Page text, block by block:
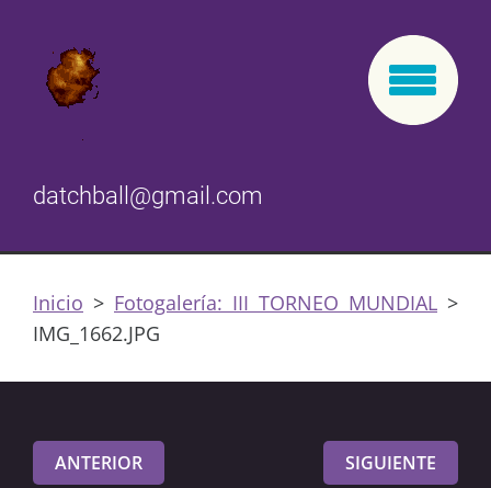
datchball@gmail.com
Inicio > Fotogalería: III TORNEO MUNDIAL >
IMG_1662.JPG
ANTERIOR SIGUIENTE